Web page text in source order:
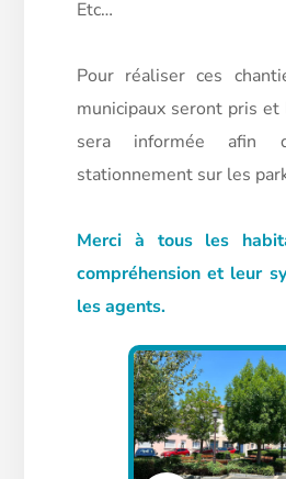
Etc…
Pour réaliser ces
municipaux seront pris
sera informée afin
stationnement sur les
Merci à tous les
compréhension et leur
les agents.